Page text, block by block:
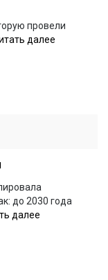
провели
далее
до 2030 года
далее